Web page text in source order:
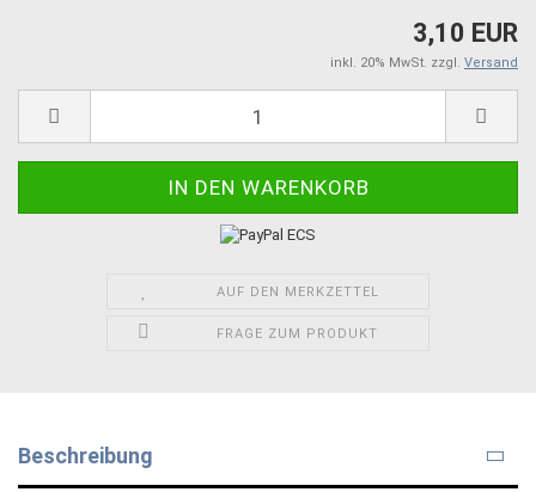
3,10 EUR
inkl. 20% MwSt. zzgl. Versand
AUF DEN MERKZETTEL
FRAGE ZUM PRODUKT
Beschreibung